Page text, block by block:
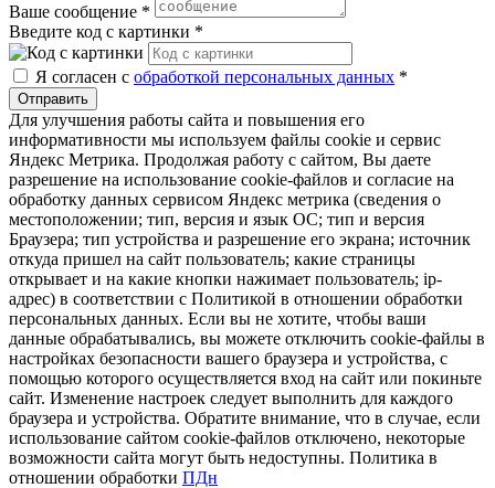
Ваше сообщение *
Введите код с картинки *
Я согласен с обработкой персональных данных *
Отправить
Для улучшения работы сайта и повышения его
информативности мы используем файлы cookie и сервис
Яндекс Метрика. Продолжая работу с сайтом, Вы даете
разрешение на использование cookie-файлов и согласие на
обработку данных сервисом Яндекс метрика (сведения о
местоположении; тип, версия и язык ОС; тип и версия
Браузера; тип устройства и разрешение его экрана; источник
откуда пришел на сайт пользователь; какие страницы
открывает и на какие кнопки нажимает пользователь; ip-
адрес) в соответствии с Политикой в отношении обработки
персональных данных. Если вы не хотите, чтобы ваши
данные обрабатывались, вы можете отключить cookie-файлы в
настройках безопасности вашего браузера и устройства, с
помощью которого осуществляется вход на сайт или покиньте
сайт. Изменение настроек следует выполнить для каждого
браузера и устройства. Обратите внимание, что в случае, если
использование сайтом cookie-файлов отключено, некоторые
возможности сайта могут быть недоступны. Политика в
отношении обработки ПДн